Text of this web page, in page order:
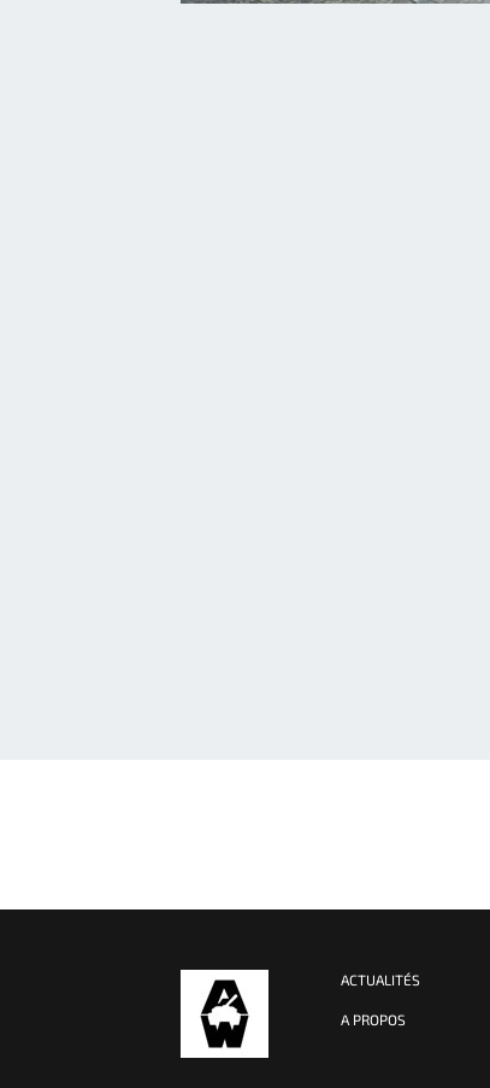
ACTUALITÉS
A PROPOS